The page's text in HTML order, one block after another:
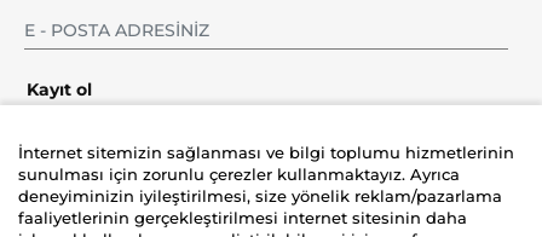
Şirket
Kayıt ol
İnternet sitemizin sağlanması ve bilgi toplumu hizmetlerinin
sunulması için zorunlu çerezler kullanmaktayız. Ayrıca
deneyiminizin iyileştirilmesi, size yönelik reklam/pazarlama
faaliyetlerinin gerçekleştirilmesi internet sitesinin daha